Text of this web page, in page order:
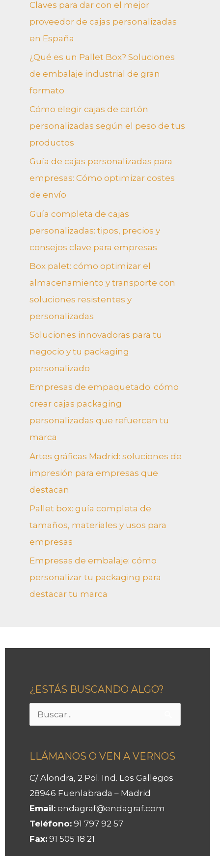
Claves para dar con el mejor
proveedor de cajas personalizadas
en España
¿Qué es un Pallet Box? Soluciones
de embalaje industrial de gran
formato
Cómo elegir cajas de cartón
personalizadas según el peso de tus
productos
Guía de cajas personalizadas para
empresas: Cómo optimizar costes
de envío
Guía completa de cajas
personalizadas: tipos, precios y
consejos clave para empresas
Box palet: cómo optimizar el
almacenamiento y transporte con
soluciones resistentes y
personalizadas
Soluciones innovadoras para tu
negocio y tu packaging
personalizado
Empresas de empaquetado: cómo
crear cajas packaging
personalizadas que refuercen tu
marca
Artes gráficas Madrid: soluciones de
impresión para empresas que
destacan
Pallet box: guía completa de
tamaños, materiales y usos para
empresas
Empresas de embalaje: cómo
personalizar tu packaging para
destacar tu marca
¿ESTÁS BUSCANDO ALGO?
Buscar
LLÁMANOS O VEN A VERNOS
C/ Alondra, 2 Pol. Ind. Los Gallegos
28946 Fuenlabrada – Madrid
Email: endagraf@endagraf.com
Teléfono: 91 797 92 57
Fax: 91 505 18 21